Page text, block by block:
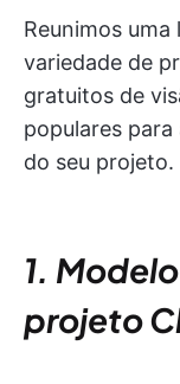
Reunimos
variedade de
gratuitos de
populares
do seu projeto.
1.
projeto